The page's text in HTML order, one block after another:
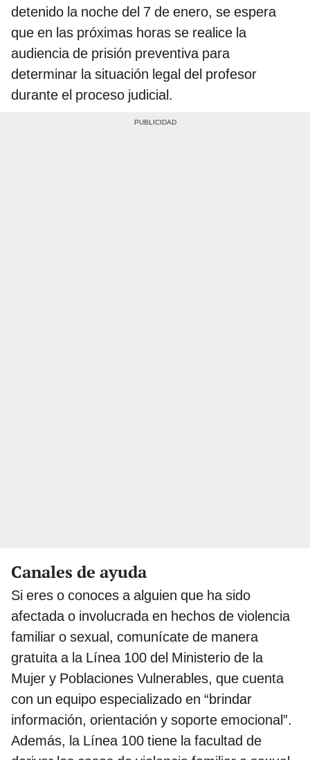
detenido la noche del 7 de enero, se espera
que en las próximas horas se realice la
audiencia de prisión preventiva para
determinar la situación legal del profesor
durante el proceso judicial.
Canales de ayuda
Si eres o conoces a alguien que ha sido
afectada o involucrada en hechos de violencia
familiar o sexual, comunícate de manera
gratuita a la Línea 100 del Ministerio de la
Mujer y Poblaciones Vulnerables, que cuenta
con un equipo especializado en “brindar
información, orientación y soporte emocional”.
Además, la Línea 100 tiene la facultad de